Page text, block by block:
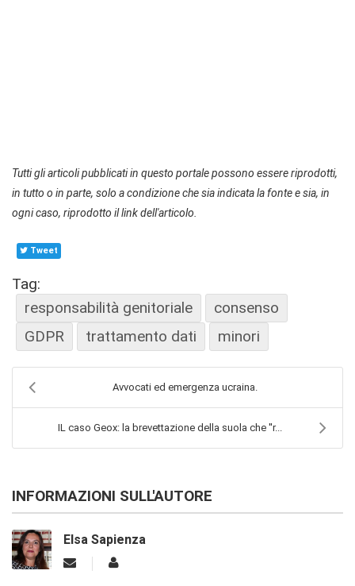
Tutti gli articoli pubblicati in questo portale possono essere riprodotti,
in tutto o in parte, solo a condizione che sia indicata la fonte e sia, in
ogni caso, riprodotto il link dell'articolo.
Tweet
Tag:
responsabilità genitoriale
consenso
GDPR
trattamento dati minori
Avvocati ed emergenza ucraina.
IL caso Geox: la brevettazione della suola che ''r...
INFORMAZIONI SULL'AUTORE
Elsa Sapienza